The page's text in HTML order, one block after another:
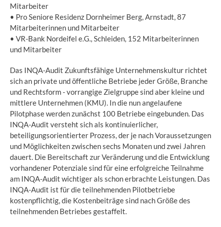
Mitarbeiter
• Pro Seniore Residenz Dornheimer Berg, Arnstadt, 87
Mitarbeiterinnen und Mitarbeiter
• VR-Bank Nordeifel e.G., Schleiden, 152 Mitarbeiterinnen
und Mitarbeiter
Das INQA-Audit Zukunftsfähige Unternehmenskultur richtet
sich an private und öffentliche Betriebe jeder Größe, Branche
und Rechtsform - vorrangige Zielgruppe sind aber kleine und
mittlere Unternehmen (KMU). In die nun angelaufene
Pilotphase werden zunächst 100 Betriebe eingebunden. Das
INQA-Audit versteht sich als kontinuierlicher,
beteiligungsorientierter Prozess, der je nach Voraussetzungen
und Möglichkeiten zwischen sechs Monaten und zwei Jahren
dauert. Die Bereitschaft zur Veränderung und die Entwicklung
vorhandener Potenziale sind für eine erfolgreiche Teilnahme
am INQA-Audit wichtiger als schon erbrachte Leistungen. Das
INQA-Audit ist für die teilnehmenden Pilotbetriebe
kostenpflichtig, die Kostenbeiträge sind nach Größe des
teilnehmenden Betriebes gestaffelt.